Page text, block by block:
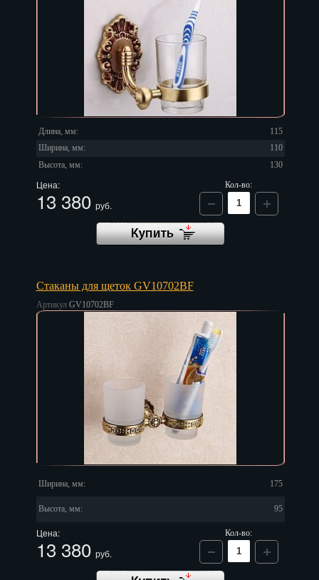
Длина, мм:
115
Ширина, мм:
110
Высота, мм:
130
Цена:
13 380 руб.
Кол-во:
Стаканы для щеток GV10702BF
Артикул GV10702BF
Ширина, мм: 175
Высота, мм: 95
Цена:
13 380 руб.
Кол-во: